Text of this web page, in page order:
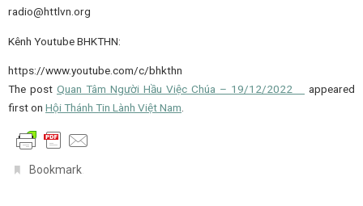
radio@httlvn.org
Kênh Youtube BHKTHN:
https://www.youtube.com/c/bhkthn
The post Quan Tâm Người Hầu Việc Chúa – 19/12/2022
appeared
first on Hội Thánh Tin Lành Việt Nam
Bookmark